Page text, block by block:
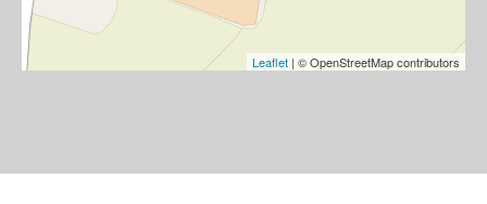
Leaflet | © OpenStreetMap contributors